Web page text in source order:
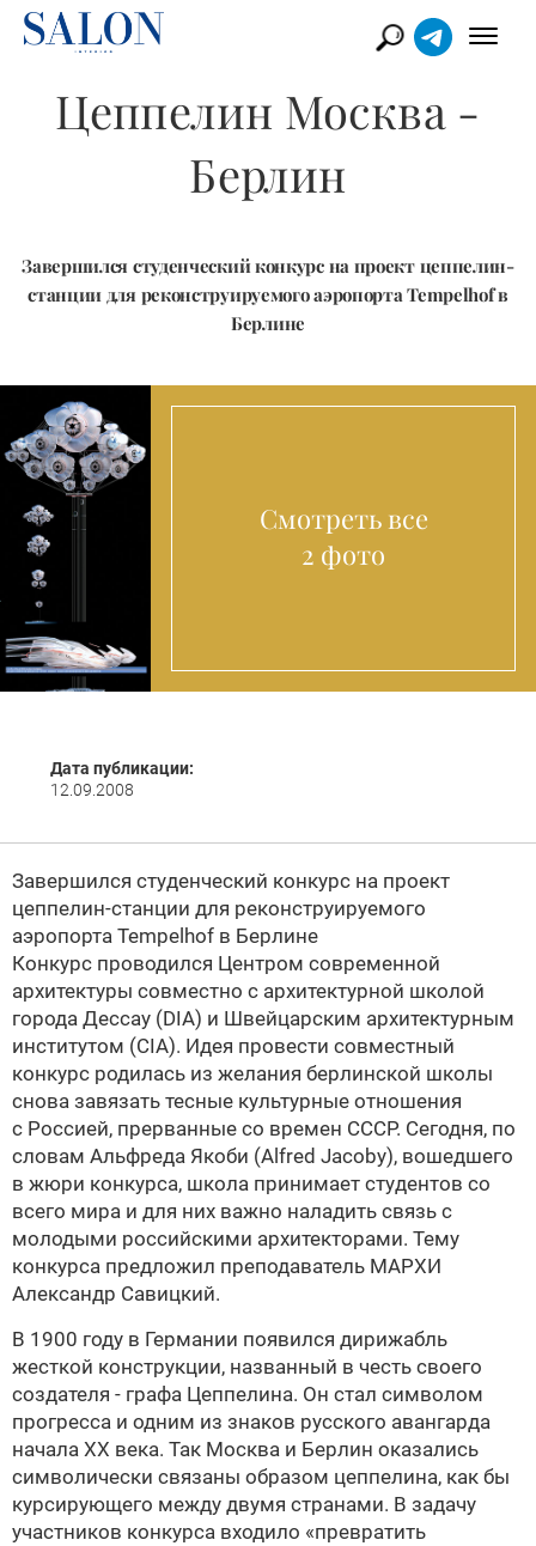
Цеппелин Москва -
Берлин
Завершился студенческий конкурс на проект цеппелин-
станции для реконструируемого аэропорта Tempelhof в
Берлине
Смотреть все
2 фото
Дата публикации:
12.09.2008
Завершился студенческий конкурс на проект
цеппелин-станции для реконструируемого
аэропорта Tempelhof в Берлине
Конкурс проводился Центром современной
архитектуры совместно с архитектурной школой
города Дессау (DIA) и Швейцарским архитектурным
институтом (CIA). Идея провести совместный
конкурс родилась из желания берлинской школы
снова завязать тесные культурные отношения
с Россией, прерванные со времен СССР. Сегодня, по
словам Альфреда Якоби (Alfred Jacoby), вошедшего
в жюри конкурса, школа принимает студентов со
всего мира и для них важно наладить связь с
молодыми российскими архитекторами. Тему
конкурса предложил преподаватель МАРХИ
Александр Савицкий.
В 1900 году в Германии появился дирижабль
жесткой конструкции, названный в честь своего
создателя - графа Цеппелина. Он стал символом
прогресса и одним из знаков русского авангарда
начала XX века. Так Москва и Берлин оказались
символически связаны образом цеппелина, как бы
курсирующего между двумя странами. В задачу
участников конкурса входило «превратить